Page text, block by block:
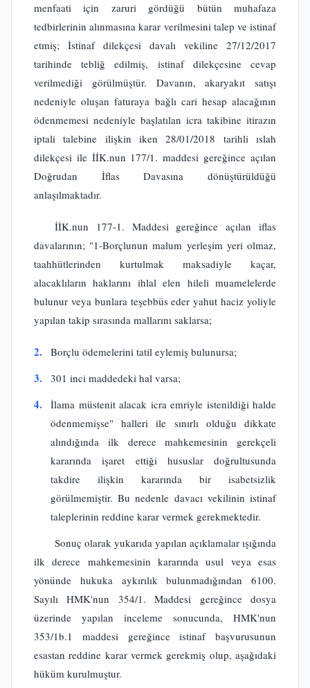
menfaati için zaruri gördüğü bütün muhafaza
tedbirlerinin alınmasına karar verilmesini talep ve istinaf
etmiş; İstinaf dilekçesi davalı vekiline 27/12/2017
tarihinde tebliğ edilmiş, istinaf dilekçesine cevap
verilmediği görülmüştür. Davanın, akaryakıt satışı
nedeniyle oluşan faturaya bağlı cari hesap alacağının
ödenmemesi nedeniyle başlatılan icra takibine itirazın
iptali talebine ilişkin iken 28/01/2018 tarihli ıslah
dilekçesi ile İİK.nun 177/1. maddesi gereğince açılan
Doğrudan İflas Davasına dönüştürüldüğü
anlaşılmaktadır.
İİK.nun 177-1. Maddesi gereğince açılan iflas
davalarının; "1-Borçlunun malum yerleşim yeri olmaz,
taahhütlerinden kurtulmak maksadiyle kaçar,
alacaklıların haklarını ihlal elen hileli muamelelerde
bulunur veya bunlara teşebbüs eder yahut haciz yoliyle
yapılan takip sırasında mallarını saklarsa;
2. Borçlu ödemelerini tatil eylemiş bulunursa;
3. 301 inci maddedeki hal varsa;
4.
İlama müstenit alacak icra emriyle istenildiği halde
ödenmemişse" halleri ile sınırlı olduğu dikkate
alındığında ilk derece mahkemesinin gerekçeli
kararında işaret ettiği hususlar doğrultusunda
takdire ilişkin kararında bir isabetsizlik
görülmemiştir. Bu nedenle davacı vekilinin istinaf
taleplerinin reddine karar vermek gerekmektedir.
Sonuç olarak yukarıda yapılan açıklamalar ışığında
ilk derece mahkemesinin kararında usul veya esas
yönünde hukuka aykırılık bulunmadığından 6100.
Sayılı HMK'nun 354/1. Maddesi gereğince dosya
üzerinde yapılan inceleme sonucunda, HMK'nun
353/1b.1 maddesi gereğince istinaf başvurusunun
esastan reddine karar vermek gerekmiş olup, aşağıdaki
hüküm kurulmuştur.